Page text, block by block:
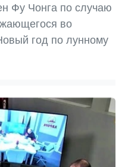
Фу Чонга по случаю
во
год по лунному